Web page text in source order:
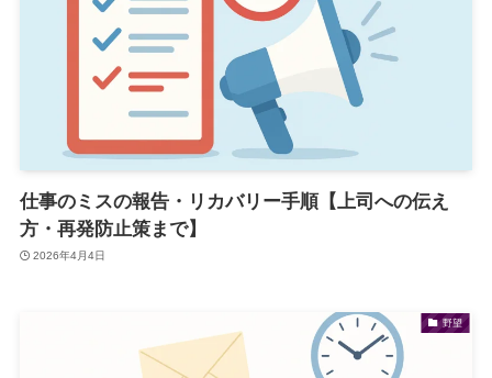
仕事のミスの報告・リカバリー手順【上司への伝え
方・再発防止策まで】
2026年4月4日
野望